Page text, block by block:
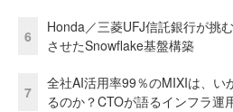
6
Honda／三菱UFJ信託銀行が挑
させたSnowflake基盤構築
7
全社AI活用率99％のMIXIは、い
るのか？CTOが語るインフラ運